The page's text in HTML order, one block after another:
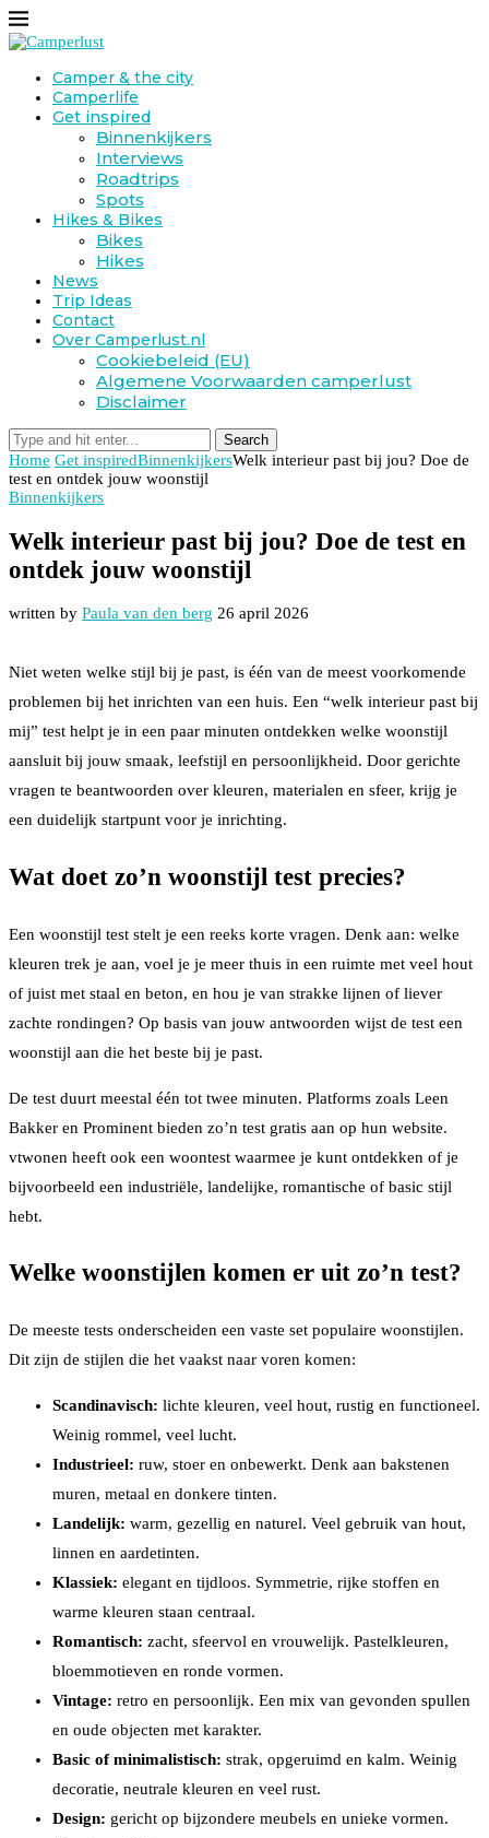
Camper & the city
Camperlife
Get inspired
Binnenkijkers
Interviews
Roadtrips
Spots
Hikes & Bikes
Bikes
Hikes
News
Trip Ideas
Contact
Over Camperlust.nl
Cookiebeleid (EU)
Algemene Voorwaarden camperlust
Disclaimer
Search
Home Get inspiredBinnenkijkersWelk interieur past bij jou? Doe de
test en ontdek jouw woonstijl
Binnenkijkers
Welk interieur past bij jou? Doe de test en
ontdek jouw woonstijl
written by Paula van den berg 26 april 2026
Niet weten welke stijl bij je past, is één van de meest voorkomende
problemen bij het inrichten van een huis. Een “welk interieur past bij
mij” test helpt je in een paar minuten ontdekken welke woonstijl
aansluit bij jouw smaak, leefstijl en persoonlijkheid. Door gerichte
vragen te beantwoorden over kleuren, materialen en sfeer, krijg je
een duidelijk startpunt voor je inrichting.
Wat doet zo’n woonstijl test precies?
Een woonstijl test stelt je een reeks korte vragen. Denk aan: welke
kleuren trek je aan, voel je je meer thuis in een ruimte met veel hout
of juist met staal en beton, en hou je van strakke lijnen of liever
zachte rondingen? Op basis van jouw antwoorden wijst de test een
woonstijl aan die het beste bij je past.
De test duurt meestal één tot twee minuten. Platforms zoals Leen
Bakker en Prominent bieden zo’n test gratis aan op hun website.
vtwonen heeft ook een woontest waarmee je kunt ontdekken of je
bijvoorbeeld een industriële, landelijke, romantische of basic stijl
hebt.
Welke woonstijlen komen er uit zo’n test?
De meeste tests onderscheiden een vaste set populaire woonstijlen.
Dit zijn de stijlen die het vaakst naar voren komen:
Scandinavisch: lichte kleuren, veel hout, rustig en functioneel.
Weinig rommel, veel lucht.
Industrieel: ruw, stoer en onbewerkt. Denk aan bakstenen
muren, metaal en donkere tinten.
Landelijk: warm, gezellig en naturel. Veel gebruik van hout,
linnen en aardetinten.
Klassiek: elegant en tijdloos. Symmetrie, rijke stoffen en
warme kleuren staan centraal.
Romantisch: zacht, sfeervol en vrouwelijk. Pastelkleuren,
bloemmotieven en ronde vormen.
Vintage: retro en persoonlijk. Een mix van gevonden spullen
en oude objecten met karakter.
Basic of minimalistisch: strak, opgeruimd en kalm. Weinig
decoratie, neutrale kleuren en veel rust.
Design: gericht op bijzondere meubels en unieke vormen.